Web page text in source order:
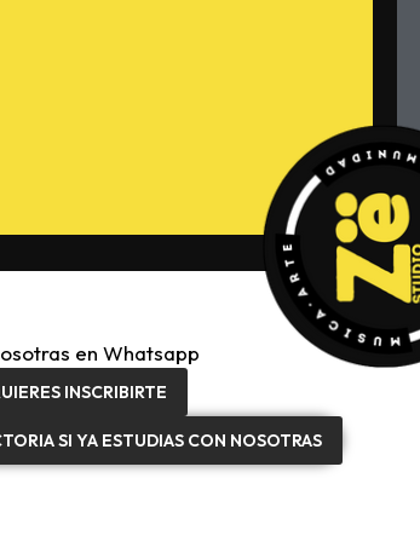
en Whatsapp
INSCRIBIRTE
SI YA ESTUDIAS CON NOSOTRAS